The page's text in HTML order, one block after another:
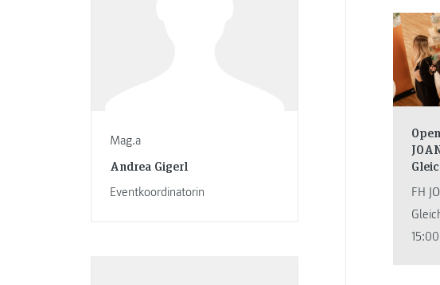
Mag.a
Andrea Gigerl
Eventkoordinatorin
FH